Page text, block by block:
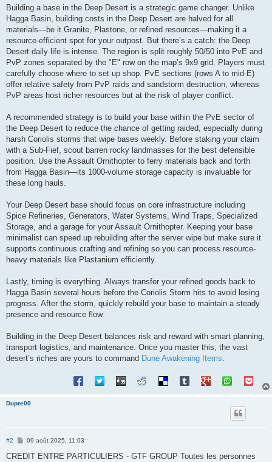
Building a base in the Deep Desert is a strategic game changer. Unlike
Hagga Basin, building costs in the Deep Desert are halved for all
materials—be it Granite, Plastone, or refined resources—making it a
resource-efficient spot for your outpost. But there’s a catch: the Deep
Desert daily life is intense. The region is split roughly 50/50 into PvE and
PvP zones separated by the "E" row on the map’s 9x9 grid. Players must
carefully choose where to set up shop. PvE sections (rows A to mid-E)
offer relative safety from PvP raids and sandstorm destruction, whereas
PvP areas host richer resources but at the risk of player conflict.
A recommended strategy is to build your base within the PvE sector of
the Deep Desert to reduce the chance of getting raided, especially during
harsh Coriolis storms that wipe bases weekly. Before staking your claim
with a Sub-Fief, scout barren rocky landmasses for the best defensible
position. Use the Assault Ornithopter to ferry materials back and forth
from Hagga Basin—its 1000-volume storage capacity is invaluable for
these long hauls.
Your Deep Desert base should focus on core infrastructure including
Spice Refineries, Generators, Water Systems, Wind Traps, Specialized
Storage, and a garage for your Assault Ornithopter. Keeping your base
minimalist can speed up rebuilding after the server wipe but make sure it
supports continuous crafting and refining so you can process resource-
heavy materials like Plastanium efficiently.
Lastly, timing is everything. Always transfer your refined goods back to
Hagga Basin several hours before the Coriolis Storm hits to avoid losing
progress. After the storm, quickly rebuild your base to maintain a steady
presence and resource flow.
Building in the Deep Desert balances risk and reward with smart planning,
transport logistics, and maintenance. Once you master this, the vast
desert’s riches are yours to command Dune Awakening Items.
Dupre00
#2
M
s
09 août 2025, 11:03
CREDIT ENTRE PARTICULIERS - GTF GROUP Toutes les personnes